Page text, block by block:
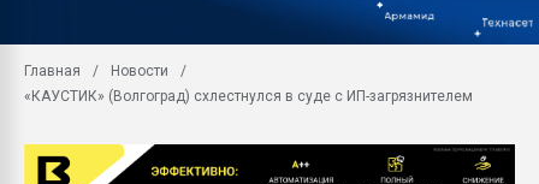
заводу пластмасс"
Подмосковье, Москва
Главная
Новости
«КАУСТИК» (Волгоград) схлестнулся в суде с ИП-загрязнителем